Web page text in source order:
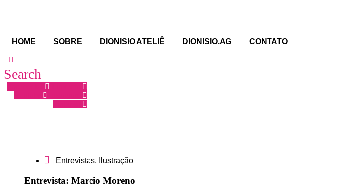
HOME
SOBRE DIONISIO ATELIÊ DIONISIO.AG CONTATO
Search
Entrevistas, Ilustração
Entrevista: Marcio Moreno